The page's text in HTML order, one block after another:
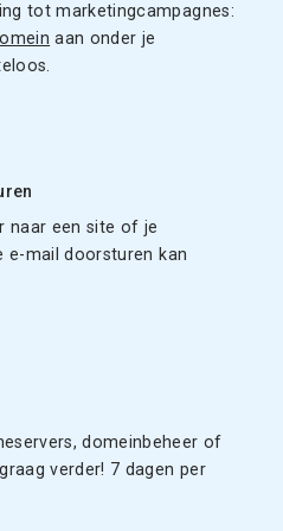
tot marketingcampagnes:
aan onder je
naar een site of je
e-mail doorsturen kan
domeinbeheer of
verder! 7 dagen per